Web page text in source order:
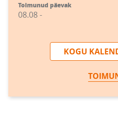
Toimunud päevak
08.08 -
KOGU